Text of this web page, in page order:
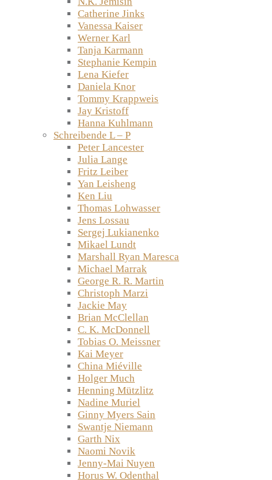
Catherine Jinks
Vanessa Kaiser
Werner Karl
Tanja Karmann
Stephanie Kempin
Lena Kiefer
Daniela Knor
Tommy Krappweis
Jay Kristoff
Hanna Kuhlmann
Schreibende L – P
Peter Lancester
Julia Lange
Fritz Leiber
Yan Leisheng
Ken Liu
Thomas Lohwasser
Jens Lossau
Sergej Lukianenko
Mikael Lundt
Marshall Ryan Maresca
Michael Marrak
George R. R. Martin
Christoph Marzi
Jackie May
Brian McClellan
C. K. McDonnell
Tobias O. Meissner
Kai Meyer
China Miéville
Holger Much
Henning Mützlitz
Nadine Muriel
Ginny Myers Sain
Swantje Niemann
Garth Nix
Naomi Novik
Jenny-Mai Nuyen
Horus W. Odenthal